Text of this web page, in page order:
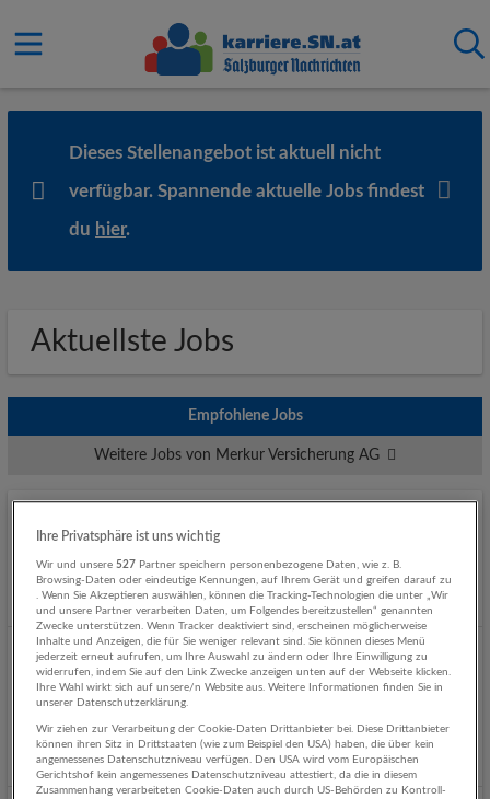
Dieses Stellenangebot ist aktuell nicht
verfügbar. Spannende aktuelle Jobs findest
du hier.
Aktuellste Jobs
Empfohlene Jobs
Weitere Jobs von Merkur Versicherung AG
5120 St. Pantaleon
Heute veröffentlicht
Buchhalter:in – mind. 30 Std. bzw. Vollzeit - Standort:
5120 St. Pantaleon
Natschläger Transportgesellschaft m.b.H.
5120 St. Pantaleon
Heute veröffentlicht
Ihre Privatsphäre ist uns wichtig
Wir und unsere527 Partner speichern personenbezogene Daten, wie z. B.
Browsing-Daten oder eindeutige Kennungen, auf Ihrem Gerät und greifen darauf zu
. Wenn Sie Akzeptieren auswählen, können die Tracking-Technologien die unter „Wir
und unsere Partner verarbeiten Daten, um Folgendes bereitzustellen“ genannten
Zwecke unterstützen. Wenn Tracker deaktiviert sind, erscheinen möglicherweise
Inhalte und Anzeigen, die für Sie weniger relevant sind. Sie können dieses Menü
jederzeit erneut aufrufen, um Ihre Auswahl zu ändern oder Ihre Einwilligung zu
widerrufen, indem Sie auf den Link Zwecke anzeigen unten auf der Webseite klicken.
Ihre Wahl wirkt sich auf unsere/n Website aus. Weitere Informationen finden Sie in
unserer Datenschutzerklärung.
Wir ziehen zur Verarbeitung der Cookie-Daten Drittanbieter bei. Diese Drittanbieter
können ihren Sitz in Drittstaaten (wie zum Beispiel den USA) haben, die über kein
angemessenes Datenschutzniveau verfügen. Den USA wird vom Europäischen
Gerichtshof kein angemessenes Datenschutzniveau attestiert, da die in diesem
Zusammenhang verarbeiteten Cookie-Daten auch durch US-Behörden zu Kontroll-